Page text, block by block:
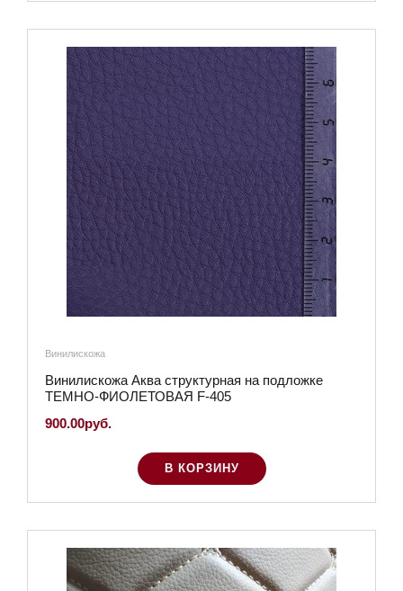
Винилискожа
Винилискожа Аква структурная на подложке
ТЕМНО-ФИОЛЕТОВАЯ F-405
900.00руб.
В КОРЗИНУ